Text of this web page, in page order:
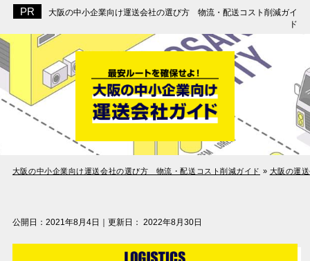
大阪の中小企業向け運送会社の選び方 物流・配送コスト削減ガイ
ド
大阪の中小企業向け運送会社の選び方 物流・配送コスト削減ガイド » 大阪の運
公開日： 2021年8月4日 ｜更新日： 2022年8月30日